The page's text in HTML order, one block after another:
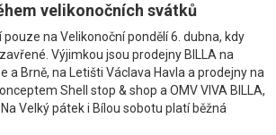
velikonočních svátků
na Velikonoční pondělí 6. dubna, kdy
Výjimkou jsou prodejny BILLA na
a Brně, na Letišti Václava Havla a prodejny na
Shell stop & shop a OMV VIVA BILLA,
Velký pátek i Bílou sobotu platí běžná